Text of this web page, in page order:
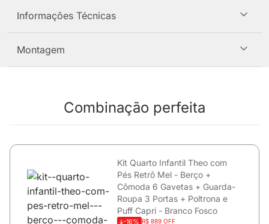
Informações Técnicas
Montagem
Combinação perfeita
Kit Quarto Infantil Theo com
Pés Retrô Mel - Berço +
Cômoda 6 Gavetas + Guarda-
Roupa 3 Portas + Poltrona e
Puff Capri - Branco Fosco
-16% R$ 889 OFF